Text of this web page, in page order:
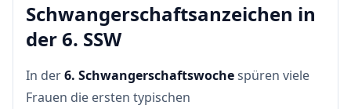
Schwangerschaftsanzeichen in
der 6. SSW
In der6. Schwangerschaftswochespüren viele
Frauen die ersten typischen